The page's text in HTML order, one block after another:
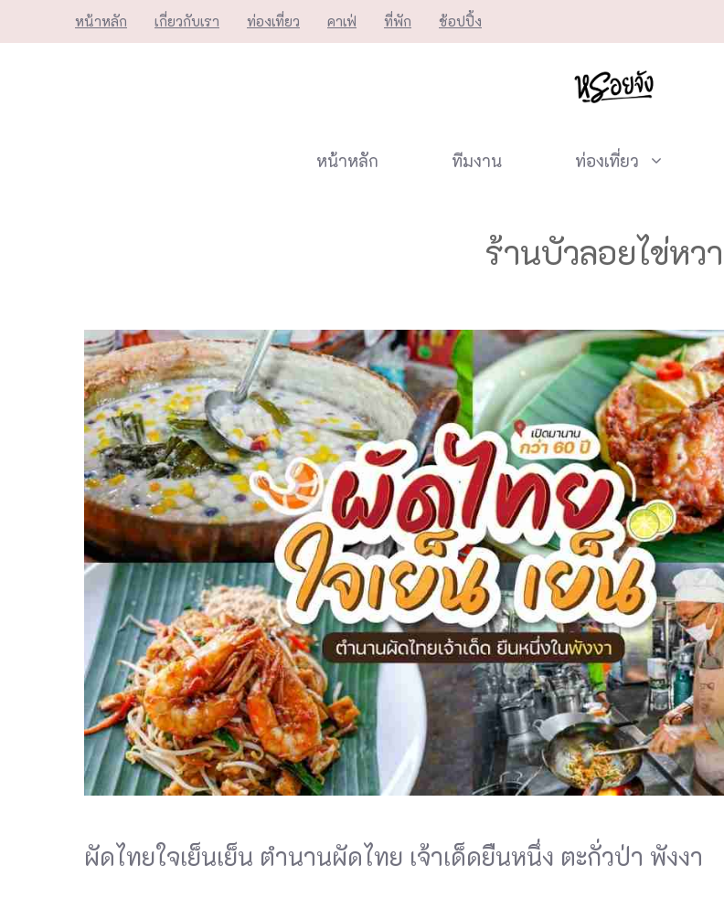
to
หน้าหลัก เกี่ยวกับเรา ท่องเที่ยว คาเฟ่ ที่พัก ช้อปปิ้ง
หน้าหลัก ทีมงาน ท่องเที่ยว
ร้านบัวลอยไข่หว
ผัดไทยใจเย็นเย็น ตำนานผัดไทย เจ้าเด็ดยืนหนึ่ง ตะกั่วป่า พังงา